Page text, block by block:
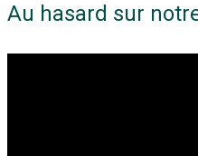
Au hasard sur